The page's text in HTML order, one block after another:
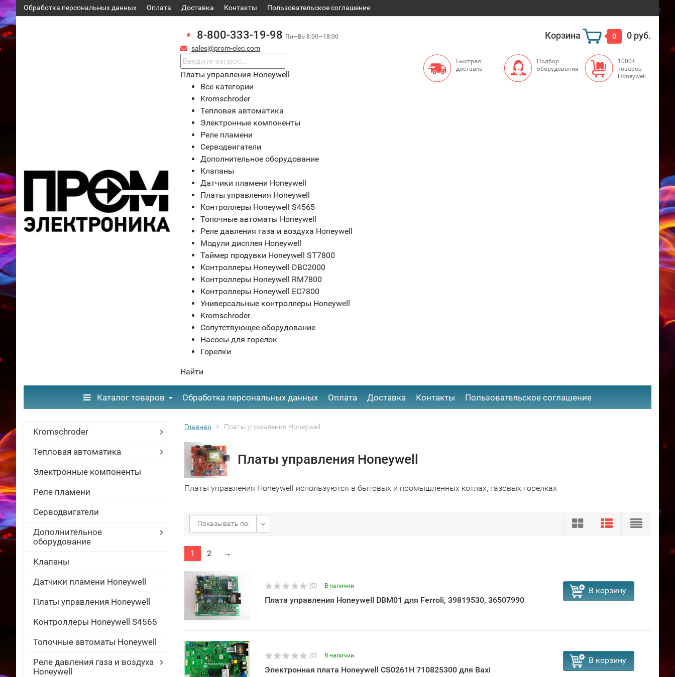
Обработка персональных данных Оплата Доставка Контакты ​Пользовательское соглашение
8-800-333-19-98 Пн—Вс 8:00—18:00
sales@prom-elec.com
Корзина 0 0 руб.
Платы управления Honeywell
Все категории
Kromschroder
Тепловая автоматика
Электронные компоненты
Реле пламени
Серводвигатели
Дополнительное оборудование
Клапаны
Датчики пламени Honeywell
Платы управления Honeywell
Контроллеры Honeywell S4565
Топочные автоматы Honeywell
Реле давления газа и воздуха Honeywell
Модули дисплея Honeywell
Таймер продувки Honeywell ST7800
Контроллеры Honeywell DBC2000
Контроллеры Honeywell RM7800
Контроллеры Honeywell EC7800
Универсальные контроллеры Honeywell
Kromschroder
Сопутствующее оборудование
Насосы для горелок
Горелки
Найти
Быстрая
доставка
Подбор
оборудования
1000+
товаров
Honeywell
Каталог товаров Обработка персональных данных Оплата Доставка Контакты ​Пользовательское соглашение
Kromschroder
Тепловая автоматика
Электронные компоненты
Реле пламени
Серводвигатели
Дополнительное
оборудование
Клапаны
Датчики пламени Honeywell
Платы управления Honeywell
Контроллеры Honeywell S4565
Топочные автоматы Honeywell
Реле давления газа и воздуха
Honeywell
Главная Платы управления Honeywell
Платы управления Honeywell
Платы управления Honeywell используются в бытовых и промышленных котлах, газовых горелках
Показывать по:
1 2 →
(0) В наличии
Плата управления Honeywell DBM01 для Ferroli, 39819530, 36507990
В корзину
(0) В наличии
Электронная плата Honeywell CS0261H 710825300 для Baxi
В корзину